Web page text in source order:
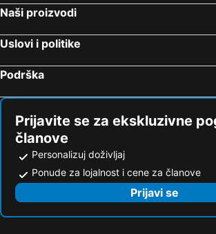
Naši proizvodi
Uslovi i politike
Podrška
Prijavite se za ekskluzivne
članove
Personalizuj doživljaj
Ponude za lojalnost i cene za članove
Prijavi se